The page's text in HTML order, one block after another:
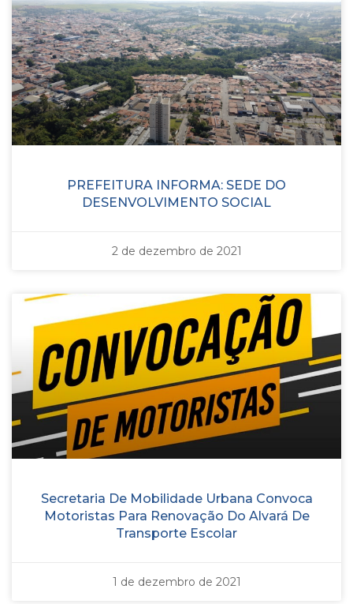
PREFEITURA INFORMA: SEDE DO
DESENVOLVIMENTO SOCIAL
2 de dezembro de 2021
Secretaria De Mobilidade Urbana Convoca
Motoristas Para Renovação Do Alvará De
Transporte Escolar
1 de dezembro de 2021